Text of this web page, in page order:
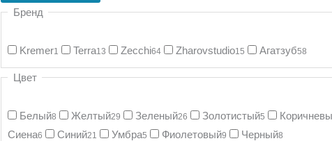
Бренд
Kremer1 Terra13 Zecchi64 Zharovstudio15 Агатзуб58
Цвет
Белый8 Желтый29 Зеленый26 Золотистый5
Сиена6 Синий21 Умбра5 Фиолетовый9 Черный8